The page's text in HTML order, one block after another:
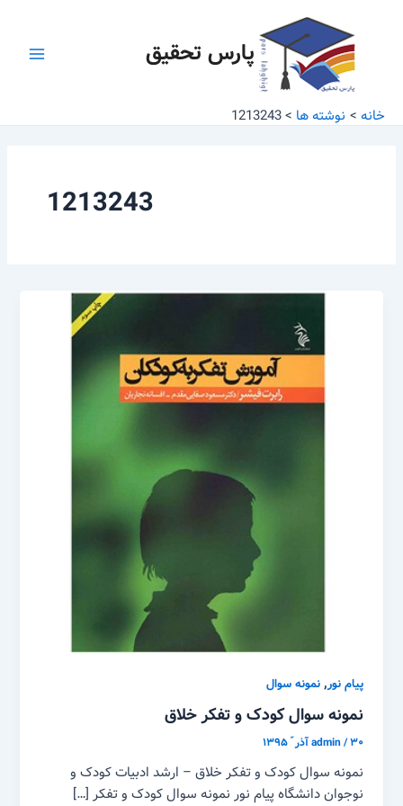
پارس تحقیق
خانه نوشته ها 1213243
1213243
پیام نور,نمونه سوال
نمونه سوال کودک و تفکر خلاق
admin/۳۰ آذر ّ ۱۳۹۵
نمونه سوال کودک و تفکر خلاق – ارشد ادبیات کودک و
نوجوان دانشگاه پیام نور نمونه سوال کودک و تفکر […]